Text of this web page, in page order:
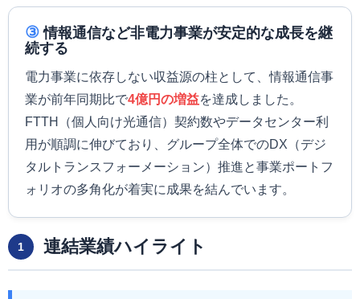
③ 情報通信など非電力事業が安定的な成長を継
続する
電力事業に依存しない収益源の柱として、情報通信事
業が前年同期比で4億円の増益を達成しました。
FTTH（個人向け光通信）契約数やデータセンター利
用が順調に伸びており、グループ全体でのDX（デジ
タルトランスフォーメーション）推進と事業ポートフ
ォリオの多角化が着実に成果を結んでいます。
1 連結業績ハイライト